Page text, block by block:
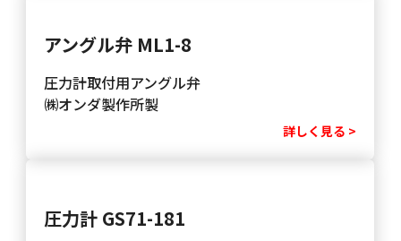
アングル弁 ML1-8
圧力計取付用アングル弁
㈱オンダ製作所製
詳しく見る >
圧力計 GS71-181